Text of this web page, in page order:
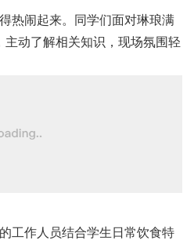
闹起来。同学们面对琳琅满
主动了解相关知识，现场氛围轻
作人员结合学生日常饮食特